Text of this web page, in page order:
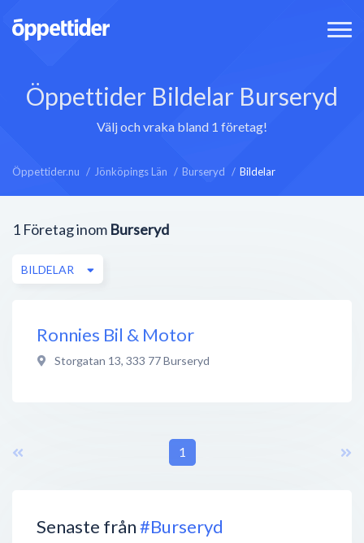
Öppettider Bildelar Burseryd
Välj och vraka bland 1 företag!
Öppettider.nu Jönköpings Län Burseryd Bildelar
Senaste från#Burseryd
1 Företag inom Burseryd
BILDELAR
Ronnies Bil & Motor
Storgatan 13, 333 77Burseryd
1